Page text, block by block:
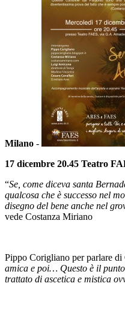
Milano -
17 dicembre 20.45 Teatro
“Se, come diceva santa
qualcosa che è successo nel
disegno del bene anche nel
vede Costanza Miriano
Pippo Corigliano per parlare
amica e poi… Questo è il
trattato di ascetica e mistica